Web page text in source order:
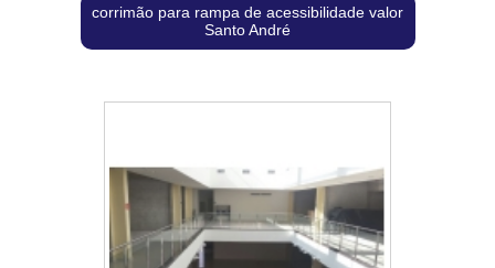
corrimão para rampa de acessibilidade valor
Santo André